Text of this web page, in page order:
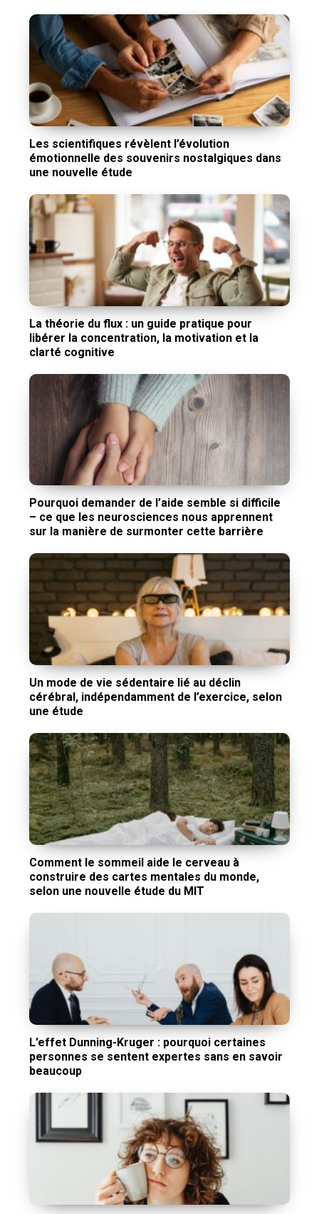
Les scientifiques révèlent l’évolution
émotionnelle des souvenirs nostalgiques dans
une nouvelle étude
La théorie du flux : un guide pratique pour
libérer la concentration, la motivation et la
clarté cognitive
Pourquoi demander de l’aide semble si difficile
– ce que les neurosciences nous apprennent
sur la manière de surmonter cette barrière
Un mode de vie sédentaire lié au déclin
cérébral, indépendamment de l’exercice, selon
une étude
Comment le sommeil aide le cerveau à
construire des cartes mentales du monde,
selon une nouvelle étude du MIT
L’effet Dunning-Kruger : pourquoi certaines
personnes se sentent expertes sans en savoir
beaucoup